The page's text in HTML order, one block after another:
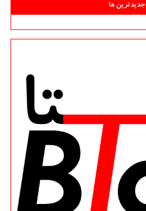
جدیدترین ها